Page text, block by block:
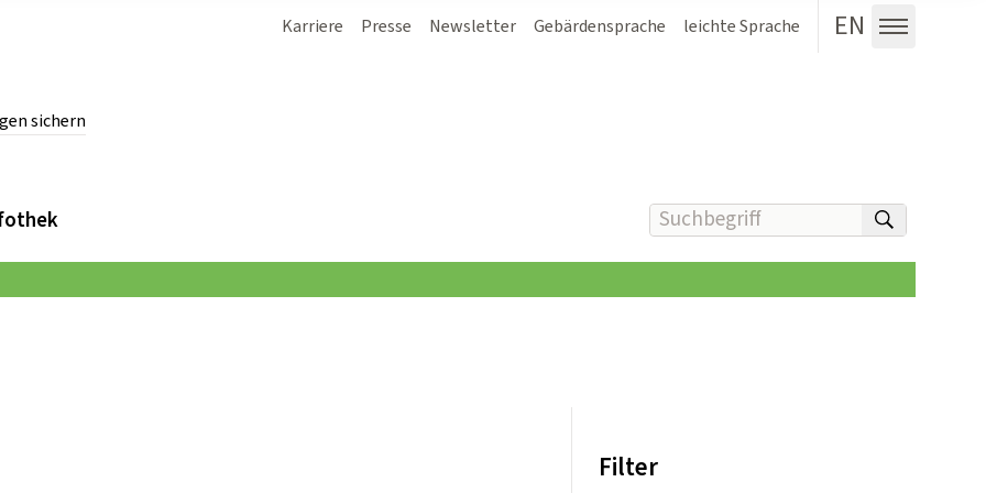
sichern
Karriere Presse Newsletter Gebärdensprache leichte Sprache EN
Menü
Suchbegriff(e) eingeben
Filter